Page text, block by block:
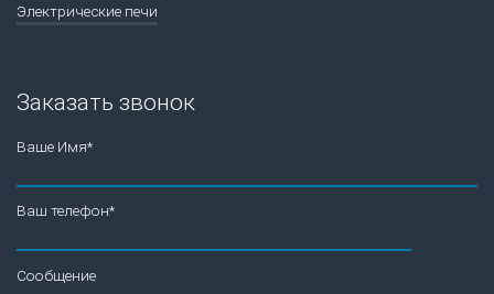
Электрические печи
Заказать звонок
Ваше Имя*
Ваш телефон*
Сообщение